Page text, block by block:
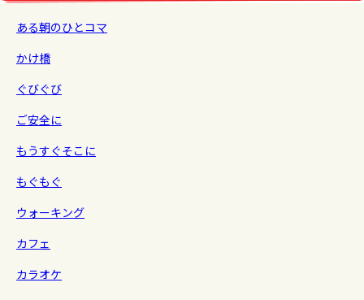
ある朝のひとコマ
かけ橋
ぐびぐび
ご安全に
もうすぐそこに
もぐもぐ
ウォーキング
カフェ
カラオケ